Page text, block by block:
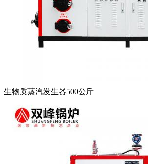
生物质蒸汽发生器500公斤